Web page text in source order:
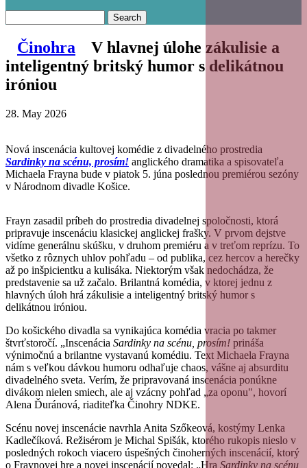
Činohra
V hlavnej úlohe zákulisie a
inteligentný britský humor s delikátnou
iróniou
28. May 2026
Nová inscenácia kultovej komédie z divadelného prostredia
Sardinky na scénu, prosím! anglického dramatika a spisovateľa
Michaela Frayna bude v piatok 5. júna poslednou premiérou sezóny
v Národnom divadle Košice.
Frayn zasadil príbeh do prostredia divadelnej spoločnosti, ktorá
pripravuje inscenáciu klasickej anglickej frašky. V prvom dejstve
vidíme generálnu skúšku, v druhom premiéru a v treťom reprízu. To
všetko z rôznych uhlov pohľadu – od publika, cez hercov a herečky
až po inšpicientku a kulisáka. Niektorým však nedochádza, že
predstavenie sa už začalo. Brilantná komédia, v ktorej jednu z
hlavných úloh hrá zákulisie a inteligentný britský humor s
delikátnou iróniou.
Do košického divadla sa vynikajúca komédia vracia po takmer
štvrťstoročí. „Inscenácia Sardinky na scénu, prosím! prináša
výnimočnú a brilantne vystavanú komédiu. Text Michaela Frayna
nám s veľkou dávkou humoru odhaľuje chaos, vášne aj absurditu
divadelného sveta. Verím, že pripravovaná inscenácia ponúkne
divákom nielen smiech, ale aj vzácny pohľad „za oponu", hovorí
Alena Ďuránová, riaditeľka Činohry NDKE.
Scénu novej inscenácie navrhla Anita Szőkeová, kostýmy Lenka
Kadlečíková. Režisérom je Michal Spišák, ktorého rukopis nieslo v
posledných rokoch viacero úspešných činoherných inscenácií, ktorý
o Fraynovej hre a novej inscenácií povedal: „Hra Sardinky na scénu,